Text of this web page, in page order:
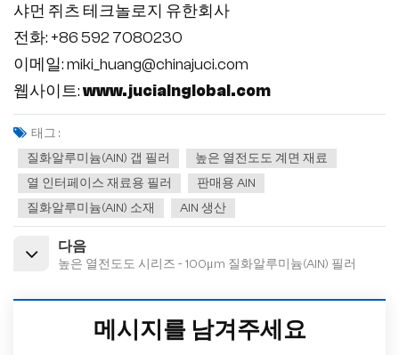
샤먼 쥐츠 테크놀로지 유한회사
전화: +86 592 7080230
이메일:miki_huang@chinajuci.com
웹사이트:www.jucialnglobal.com
태그 :
질화알루미늄(AlN) 갭 필러
높은 열전도도 계면 재료
열 인터페이스 재료용 필러
판매용 AlN
질화알루미늄(AlN) 소재
AlN 생산
다음
높은 열전도도 시리즈 - 100μm 질화알루미늄(AlN) 필러
메시지를 남겨주세요